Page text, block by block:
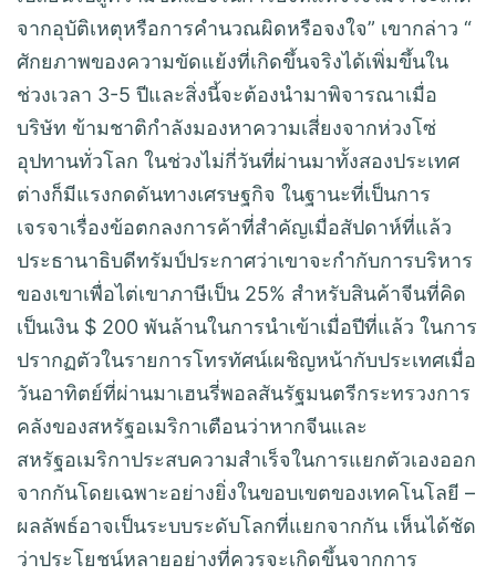
จากอุบัติเหตุหรือการคำนวณผิดหรือจงใจ” เขากล่าว “
ศักยภาพของความขัดแย้งที่เกิดขึ้นจริงได้เพิ่มขึ้นใน
ช่วงเวลา 3-5 ปีและสิ่งนี้จะต้องนำมาพิจารณาเมื่อ
บริษัท ข้ามชาติกำลังมองหาความเสี่ยงจากห่วงโซ่
อุปทานทั่วโลก ในช่วงไม่กี่วันที่ผ่านมาทั้งสองประเทศ
ต่างก็มีแรงกดดันทางเศรษฐกิจ ในฐานะที่เป็นการ
เจรจาเรื่องข้อตกลงการค้าที่สำคัญเมื่อสัปดาห์ที่แล้ว
ประธานาธิบดีทรัมป์ประกาศว่าเขาจะกำกับการบริหาร
ของเขาเพื่อไต่เขาภาษีเป็น 25% สำหรับสินค้าจีนที่คิด
เป็นเงิน $ 200 พันล้านในการนำเข้าเมื่อปีที่แล้ว ในการ
ปรากฏตัวในรายการโทรทัศน์เผชิญหน้ากับประเทศเมื่อ
วันอาทิตย์ที่ผ่านมาเฮนรี่พอลสันรัฐมนตรีกระทรวงการ
คลังของสหรัฐอเมริกาเตือนว่าหากจีนและ
สหรัฐอเมริกาประสบความสำเร็จในการแยกตัวเองออก
จากกันโดยเฉพาะอย่างยิ่งในขอบเขตของเทคโนโลยี –
ผลลัพธ์อาจเป็นระบบระดับโลกที่แยกจากกัน เห็นได้ชัด
ว่าประโยชน์หลายอย่างที่ควรจะเกิดขึ้นจากการ